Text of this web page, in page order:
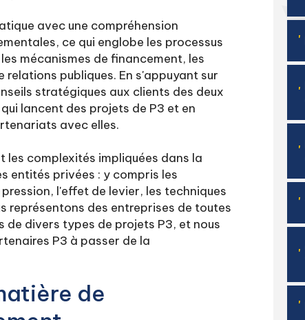
avec une compréhension
ce qui englobe les processus
mécanismes de financement, les
publiques. En s'appuyant sur
stratégiques aux clients des deux
lancent des projets de P3 et en
avec elles.
complexités impliquées dans la
entités privées : y compris les
l'effet de levier, les techniques
représentons des entreprises de toutes
divers types de projets P3, et nous
P3 à passer de la
de
'
'
'
'
'
'